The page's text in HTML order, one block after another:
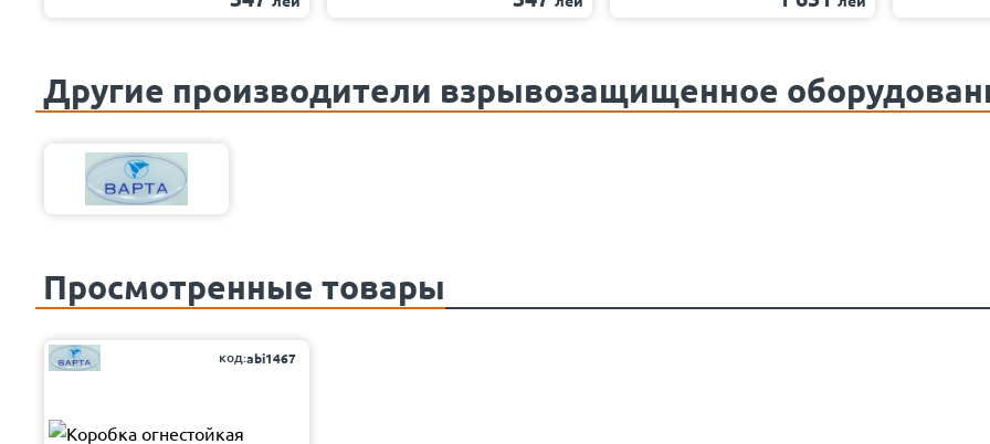
Другие производители взрывозащищенное
Просмотренные товары
код:abi1467